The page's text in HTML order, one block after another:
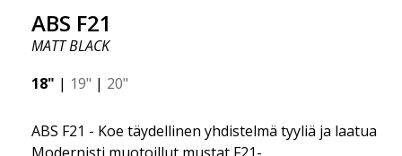
ABS F21
MATT BLACK
18" | 19" | 20"
ABS F21 - Koe täydellinen yhdistelmä tyyliä ja laatua